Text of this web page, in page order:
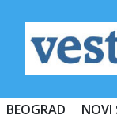
BEOGRAD NOVI